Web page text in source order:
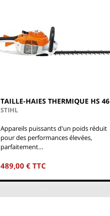
TAILLE-HAIES THERMIQUE HS 46
STIHL
Appareils puissants d'un poids réduit
pour des performances élevées,
parfaitement…
489,00 € TTC